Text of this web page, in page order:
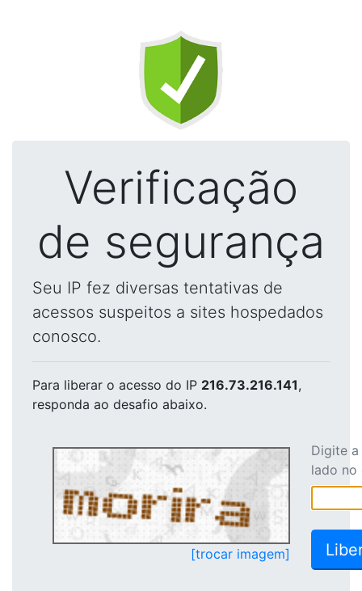
Verificação
de segurança
Seu IP fez diversas tentativas de
acessos suspeitos a sites hospedados
conosco.
Para liberar o acesso do IP 216.73.216.141,
responda ao desafio abaixo.
[trocar imagem]
Digite
lado no